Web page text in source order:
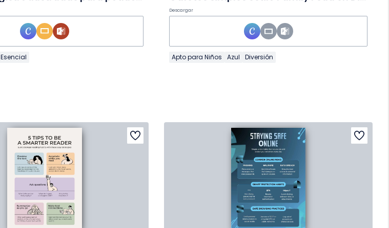
Esencial
Descargar
Apto para Niños Azul Diversión